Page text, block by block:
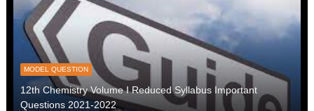
MODEL QUESTION
12th Chemistry Volume I Reduced Syllabus Important
Questions 2021-2022